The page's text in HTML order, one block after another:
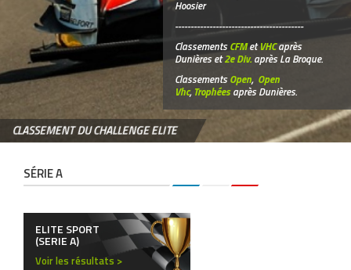
Hoosier
-----------------------------------------
ClassementsCFMetVHCaprès
Dunières et2e Div. après La Broque.
ClassementsOpen, Open
Vhc, Trophéesaprès Dunières.
CLASSEMENT DU CHALLENGE ELITE
SÉRIE A
ELITE SPORT
(SERIE A)
Voir les résultats >